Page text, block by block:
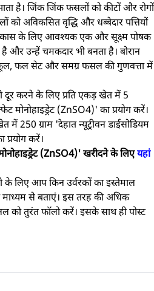
है। जिंक जिंक फसलों को कीटों और रोगों
को अविकसित वृद्धि और धब्बेदार पत्तियों
के लिए आवश्यक एक और सूक्ष्म पोषक
और उन्हें चमकदार भी बनता है। बोरान
फल सेट और समग्र फसल की गुणवत्ता में
करने के लिए प्रति एकड़ खेत में 5
मोनोहाइड्रेट (ZnSO4)' का प्रयोग करें।
में 250 ग्राम 'देहात न्यूट्रीवन डाईसोडियम
प्रयोग करें।
(ZnSO4)' खरीदने के लिएयहां
लिए आप किन उर्वरकों का इस्तेमाल
से बताएं। इस तरह की अधिक
को तुरंत फॉलो करें। इसके साथ ही पोस्ट